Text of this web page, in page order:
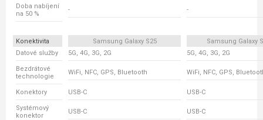
Doba nabíjení
na 50 %
- -
Konektivita Samsung Galaxy S25
Samsung Galaxy
Datové služby
5G, 4G, 3G, 2G 5G, 4G, 3G, 2G
Bezdrátové
technologie
WiFi, NFC, GPS, Bluetooth WiFi, NFC, GPS,
Konektory USB-C USB-C
Systémový
konektor
USB-C USB-C